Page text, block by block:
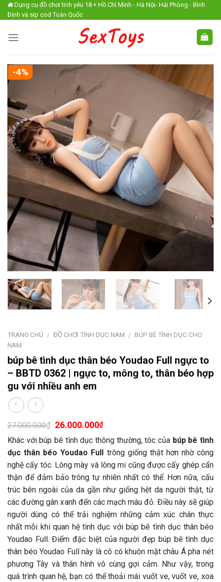
Skip
to
Dụng cụ đồ chơi tình yêu 18 + Hồ Chí Minh - Hà Nội- Hải Phòng - Bình
Định và sip cod Toàn Quốc
-4%
TRANG CHỦ / ĐỒ CHƠI TÌNH DỤC NAM / BÚP BÊ TÌNH DỤC CHO
NAM
búp bê tình dục thân béo Youdao Full ngực to
– BBTD 0362 | ngực to, mông to, thân béo hợp
gu với nhiều anh em
27.000.000₫ 26.000.000₫
Khác với búp bê tình dục thông thường, tóc của búp bê tình
dục thân béo Youdao Full trông giống thật hơn nhờ công
nghệ cấy tóc. Lông mày và lông mi cũng được cấy ghép cẩn
thận để đảm bảo trông tự nhiên nhất có thể. Hơn nữa, cấu
trúc bên ngoài của da gần như giống hệt da người thật, từ
các đường gân xanh đến các mạch máu đỏ. Điều này sẽ giúp
người dùng có thể trải nghiệm những cảm xúc chân thực
nhất mỗi khi quan hệ tình dục với búp bê tình dục thân béo
Youdao Full. Điểm đặc biệt của người đẹp búp bê tình dục
thân béo Youdao Full này là cô có khuôn mặt châu Á pha nét
phương Tây và thân hình vô cùng gợi cảm. Như vậy, trong
quá trình quan hệ, bạn có thể thoải mái vuốt ve, vuốt ve, xoa